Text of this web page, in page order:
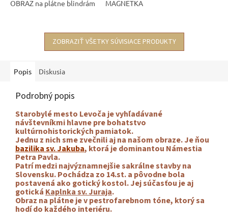
OBRAZ na plátne blindrám MAGNETKA
ZOBRAZIŤ VŠETKY SÚVISIACE PRODUKTY
Popis Diskusia
Podrobný popis
Starobylé mesto Levoča je vyhľadávané
návštevníkmi hlavne pre bohatstvo
kultúrnohistorických pamiatok.
Jednu z nich sme zvečnili aj na našom obraze. Je ňou
bazilika sv. Jakuba, ktorá je dominantou Námestia
Petra Pavla.
Patrí medzinajvýznamnejšie sakrálne stavby na
Slovensku. Pochádza zo 14.st. a pôvodne bola
postavená ako gotický kostol.Jej súčasťou je aj
gotická Kaplnka sv. Juraja.
Obraz na plátne je v pestrofarebnom tóne, ktorý sa
hodí do každého interiéru.